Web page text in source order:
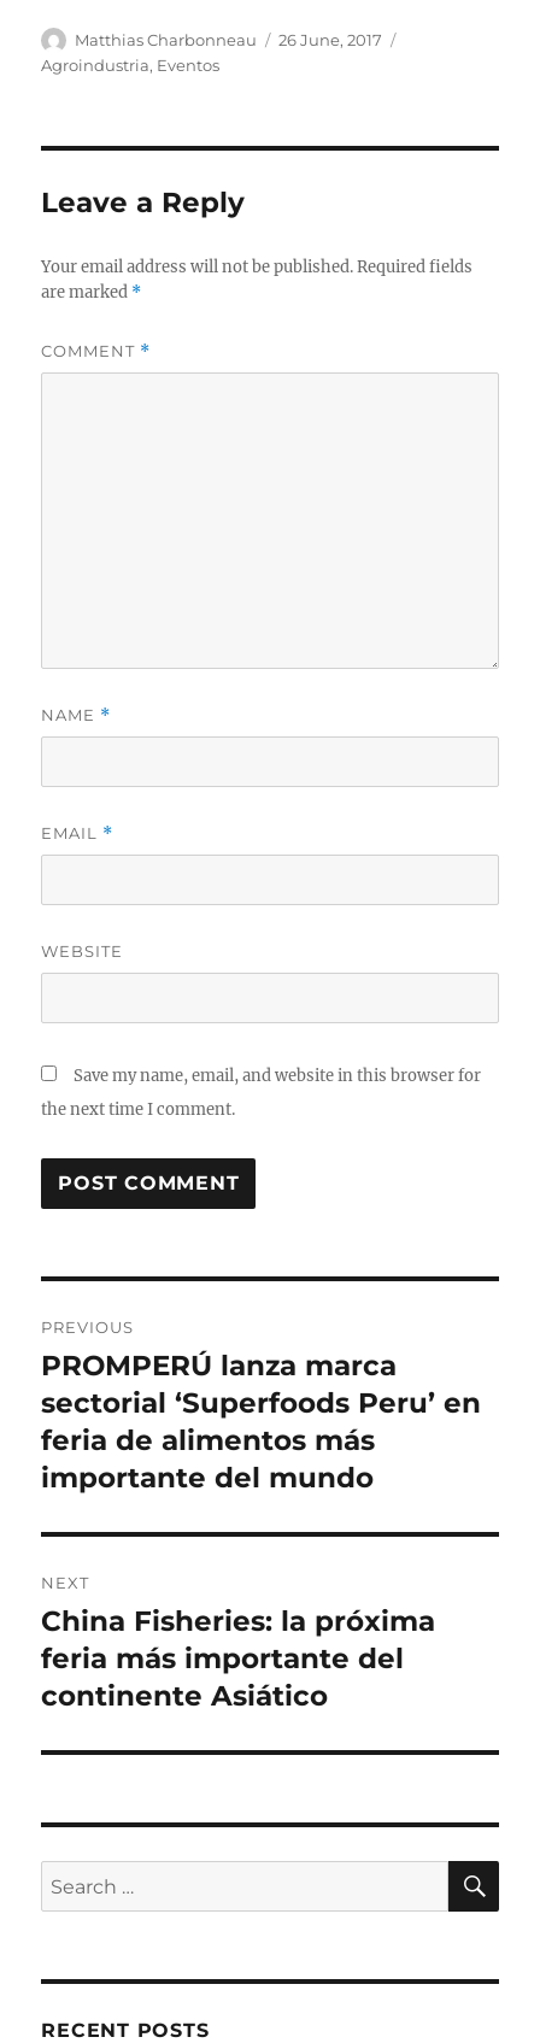
Author
Matthias Charbonneau
Posted
26 June, 2017
Agroindustria, Eventos
Leave a Reply
Your email address will not be published. Required fields
are marked *
COMMENT *
NAME *
EMAIL *
WEBSITE
Save my name, email, and website in this browser for
the next time I comment.
navigation
PREVIOUS
Previous
post:
PROMPERÚ lanza marca
sectorial ‘Superfoods Peru’ en
feria de alimentos más
importante del mundo
NEXT
Next
post:
China Fisheries: la próxima
feria más importante del
continente Asiático
Search
for:
RECENT POSTS